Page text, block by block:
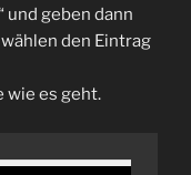
und geben dann
den Eintrag
wie es geht.